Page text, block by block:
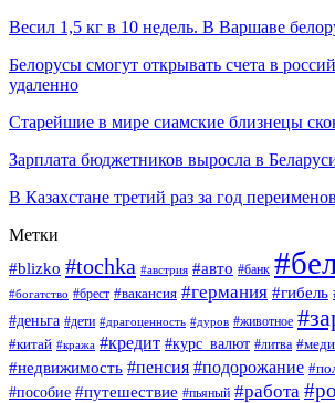
Весил 1,5 кг в 10 недель. В Варшаве
Белорусы смогут открывать счета в
удаленно
Старейшие в мире сиамские близнецы
Зарплата бюджетников выросла в
В Казахстане третий раз за год
Метки
#blizko #tochka #австрия #авто #банк
#богатство #брест #вакансия #германия #гибель
#деньга #дети #драгоценность #дуров #животное
#китай #кража #кредит #курс_валют #литва
#недвижимость #пенсия #подорожание
#пособие #путешествие #пьяный #работа